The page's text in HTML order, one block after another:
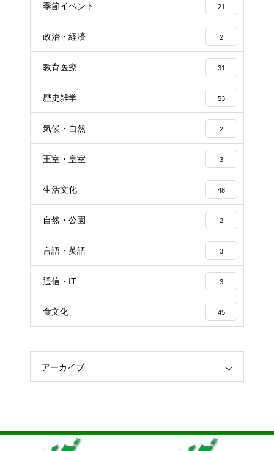
季節イベント 21
政治・経済 2
教育医療 31
歴史雑学 53
気候・自然 2
王室・皇室 3
生活文化 48
自然・公園 2
言語・英語 3
通信・IT 3
食文化 45
アーカイブ